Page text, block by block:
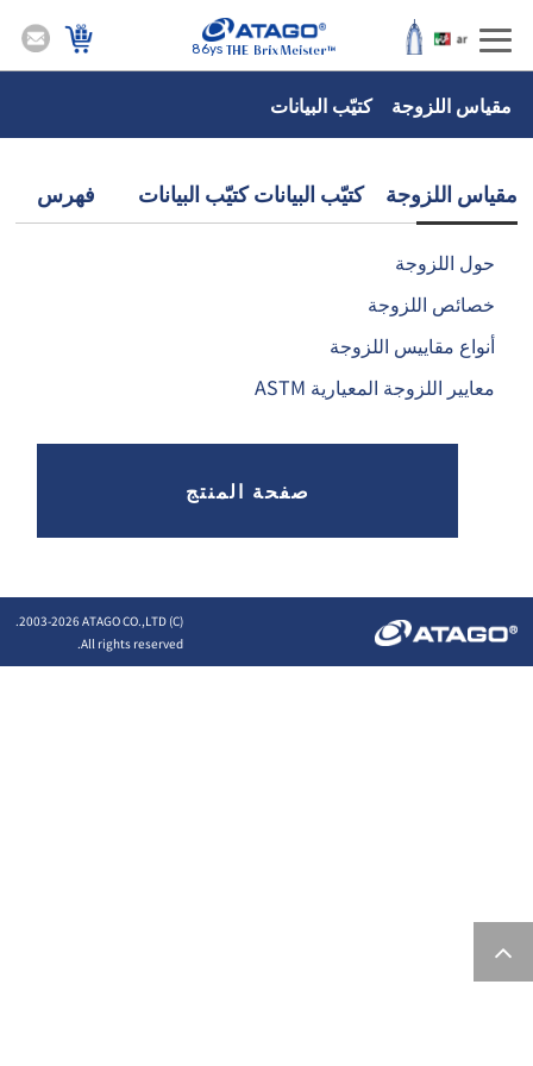
86ys
مقياس اللزوجة كتيّب البيانات
مقياس اللزوجة كتيّب البيانات كتيّب البيانات فهرس
حول اللزوجة
خصائص اللزوجة
أنواع مقاييس اللزوجة
معايير اللزوجة المعيارية ASTM
صفحة المنتج
(C) 2003-
2026 ATAGO CO.,LTD.
All rights reserved.